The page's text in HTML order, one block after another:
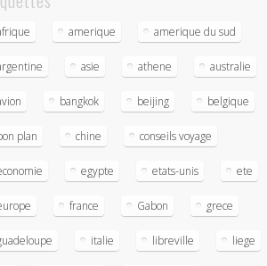
amerique amerique du sud
asie athene australie
bangkok beijing belgique
plan chine conseils voyage
egypte etats-unis ete
france Gabon grece
italie libreville liege